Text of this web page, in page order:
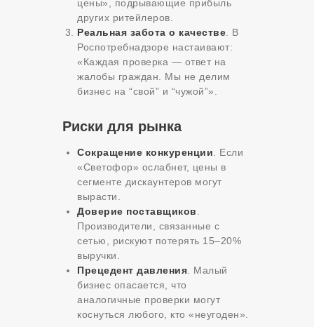
цены», подрывающие прибыль
других ритейлеров.
Реальная забота о качестве . В
Роспотребнадзоре настаивают:
«Каждая проверка — ответ на
жалобы граждан. Мы не делим
бизнес на “свой” и “чужой”».
Риски для рынка
Сокращение конкуренции . Если
«Светофор» ослабнет, цены в
сегменте дискаунтеров могут
вырасти.
Доверие поставщиков
Производители, связанные с
сетью, рискуют потерять 15–20%
выручки.
Прецедент давления . Малый
бизнес опасается, что
аналогичные проверки могут
коснуться любого, кто «неугоден».